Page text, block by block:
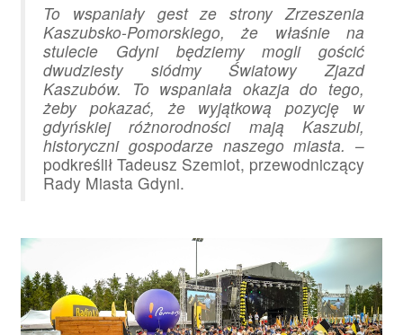
To wspaniały gest ze strony Zrzeszenia
Kaszubsko-Pomorskiego, że właśnie na
stulecie Gdyni będziemy mogli gościć
dwudziesty siódmy Światowy Zjazd
Kaszubów. To wspaniała okazja do tego,
żeby pokazać, że wyjątkową pozycję w
gdyńskiej różnorodności mają Kaszubi,
historyczni gospodarze naszego miasta. –
podkreślił Tadeusz Szemiot, przewodniczący
Rady Miasta Gdyni.